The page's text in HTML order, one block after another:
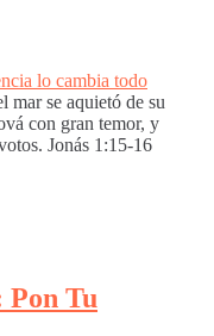
mar se aquietó de su
con gran temor, y
Jonás 1:15-16
Pon Tu